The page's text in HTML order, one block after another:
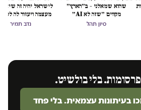
שהוא שמאלני – ב״הארץ״
מקווים ״שזה לא AI״
סיון תהל
לישראל יהיה זה
מעצמה ויעזור לה
הכיבוש
נדב תמיר
פרסומות. בלי בולשיט.
בעיתונות עצמאית. בלי פחד